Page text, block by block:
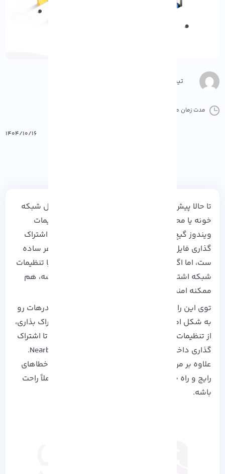
تیم محتوا
مدت زمان مطالعه :
۱۴۰۴/۱۰/۱۶
تا حالا پیش اومده بخوای یه فایل یا پوشه رو داخل شبکه‌
خونه یا محل کارت به اشتراک بذاری، اما وسط تنظیمات
ویندوز گیج بشی و ندونی از کجا باید شروع کنی؟ اشتراک‌
گذاری فایل ها در فایل اکسپلورر ویندوز 11 در ظاهر ساده‌
ست، اما اگه دسترسی‌ ها رو درست تنظیم نکنی یا تنظیمات
شبکه اشتباه باشه، هم اشتراک‌ گذاری انجام نمیشه، هم
ممکنه امنیت اطلاعات به خطر بیفته.
توی این راهنما یاد می‌ گیری چطور فایل‌ ها و فولدرهات رو
به شکل امن، اصولی و حرفه‌ ای در ویندوز به اشتراک بذاری،
از تنظیمات شبکه و سطح دسترسی کاربران گرفته تا اشتراک‌
گذاری داخل شبکه‌ محلی، OneDrive و Nearby Sharing.
علاوه بر مراحل پایه، اینجا درباره بهترین روش‌ ها، خطاهای
رایج و راه‌ حل‌ ها هم صحبت می‌ کنیم تا خیالت کاملاً راحت
باشه.